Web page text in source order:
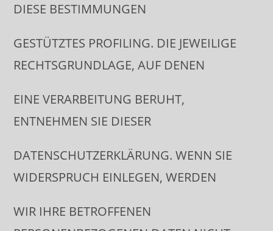
DIESE BESTIMMUNGEN
GESTÜTZTES PROFILING. DIE JEWEILIGE
RECHTSGRUNDLAGE, AUF DENEN
EINE VERARBEITUNG BERUHT,
ENTNEHMEN SIE DIESER
DATENSCHUTZERKLÄRUNG. WENN SIE
WIDERSPRUCH EINLEGEN, WERDEN
WIR IHRE BETROFFENEN